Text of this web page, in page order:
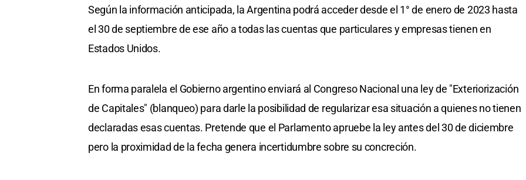
Según la información anticipada, la Argentina podrá acceder desde el 1° de enero de 2023 hasta
el 30 de septiembre de ese año a todas las cuentas que particulares y empresas tienen en
Estados Unidos.
En forma paralela el Gobierno argentino enviará al Congreso Nacional una ley de "Exteriorización
de Capitales" (blanqueo) para darle la posibilidad de regularizar esa situación a quienes no tienen
declaradas esas cuentas. Pretende que el Parlamento apruebe la ley antes del 30 de diciembre
pero la proximidad de la fecha genera incertidumbre sobre su concreción.